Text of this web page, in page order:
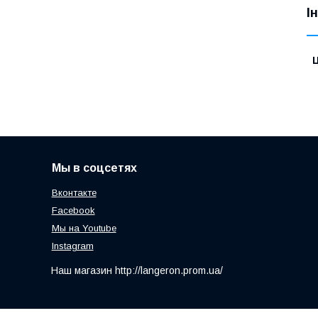
Мы в соцсетях
Вконтакте
Facebook
Мы на Youtube
Instagram
Наш магазин http://langeron.prom.ua/